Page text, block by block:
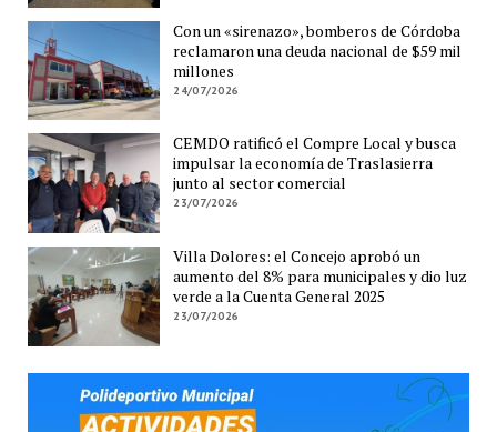
Con un «sirenazo», bomberos de Córdoba
reclamaron una deuda nacional de $59 mil
millones
24/07/2026
CEMDO ratificó el Compre Local y busca
impulsar la economía de Traslasierra
junto al sector comercial
23/07/2026
Villa Dolores: el Concejo aprobó un
aumento del 8% para municipales y dio luz
verde a la Cuenta General 2025
23/07/2026